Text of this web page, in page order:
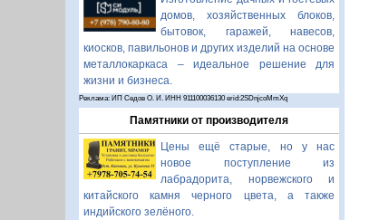
домов, хозяйственных блоков,
бытовок, гаражей, навесов,
киосков, павильонов и других изделий на основе
металлокаркаса – идеальное решение для
жизни и бизнеса.
Реклама: ИП Седов О. И. ИНН 911100036130 erid:2SDnjcoMmXq
Памятники от производителя
Цены ещё старые, но у нас
новое поступление из
лабрадорита, норвежского и
китайского камня черного цвета, а также
индийского зелёного.